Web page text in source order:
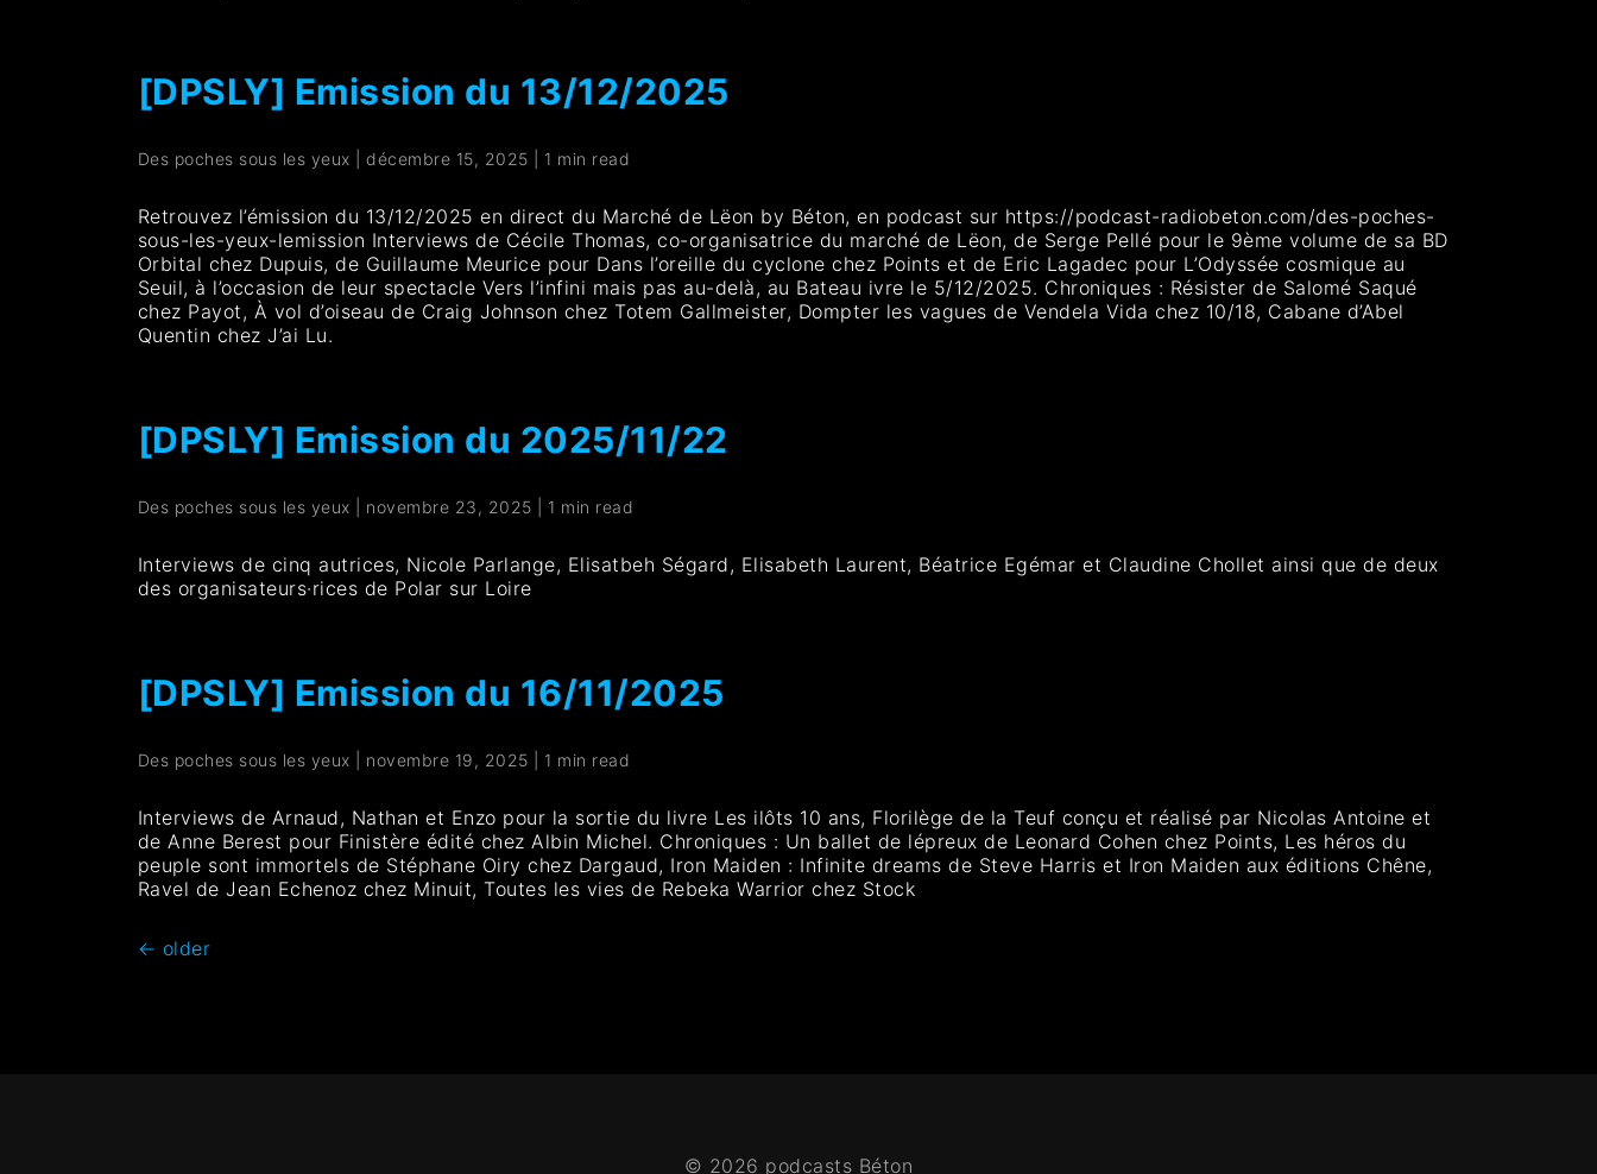
[DPSLY] Emission du 13/12/2025
Des poches sous les yeux |décembre 15, 2025 1 min read
Retrouvez l’émission du 13/12/2025 en direct du Marché de Lëon by Béton, en podcast sur https://podcast-radiobeton.com/des-poches-
sous-les-yeux-lemission Interviews de Cécile Thomas, co-organisatrice du marché de Lëon, de Serge Pellé pour le 9ème volume de sa BD
Orbital chez Dupuis, de Guillaume Meurice pour Dans l’oreille du cyclone chez Points et de Eric Lagadec pour L’Odyssée cosmique au
Seuil, à l’occasion de leur spectacle Vers l’infini mais pas au-delà, au Bateau ivre le 5/12/2025. Chroniques : Résister de Salomé Saqué
chez Payot, À vol d’oiseau de Craig Johnson chez Totem Gallmeister, Dompter les vagues de Vendela Vida chez 10/18, Cabane d’Abel
Quentin chez J’ai Lu.
[DPSLY] Emission du 2025/11/22
Des poches sous les yeux novembre 23, 2025 1 min read
Interviews de cinq autrices, Nicole Parlange, Elisatbeh Ségard, Elisabeth Laurent, Béatrice Egémar et Claudine Chollet ainsi que de deux
des organisateurs·rices de Polar sur Loire
[DPSLY] Emission du 16/11/2025
Des poches sous les yeux novembre 19, 2025 1 min read
Interviews de Arnaud, Nathan et Enzo pour la sortie du livre Les ilôts 10 ans, Florilège de la Teuf conçu et réalisé par Nicolas Antoine et
de Anne Berest pour Finistère édité chez Albin Michel. Chroniques : Un ballet de lépreux de Leonard Cohen chez Points, Les héros du
peuple sont immortels de Stéphane Oiry chez Dargaud, Iron Maiden : Infinite dreams de Steve Harris et Iron Maiden aux éditions Chêne,
Ravel de Jean Echenoz chez Minuit, Toutes les vies de Rebeka Warrior chez Stock
← older
© 2026 podcasts Béton